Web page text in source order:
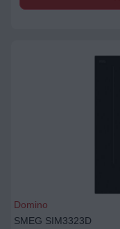
Domino
SMEG SIM3323D